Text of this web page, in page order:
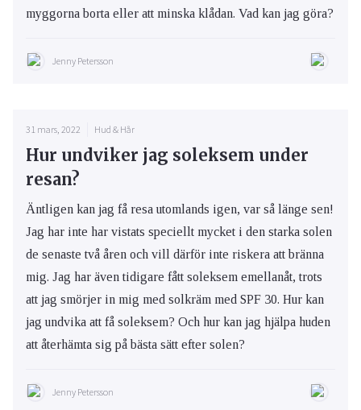
myggorna borta eller att minska klådan. Vad kan jag göra?
Jenny Petersson
31 mars, 2022 Hud & Hår
Hur undviker jag soleksem under
resan?
Äntligen kan jag få resa utomlands igen, var så länge sen!
Jag har inte har vistats speciellt mycket i den starka solen
de senaste två åren och vill därför inte riskera att bränna
mig. Jag har även tidigare fått soleksem emellanåt, trots
att jag smörjer in mig med solkräm med SPF 30. Hur kan
jag undvika att få soleksem? Och hur kan jag hjälpa huden
att återhämta sig på bästa sätt efter solen?
Jenny Petersson